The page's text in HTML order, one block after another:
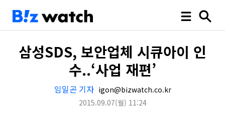
삼성SDS, 보안업체 시큐아이 인
수..‘사업 재편’
임일곤 기자 igon@bizwatch.co.kr
2015.09.07(월) 11:24